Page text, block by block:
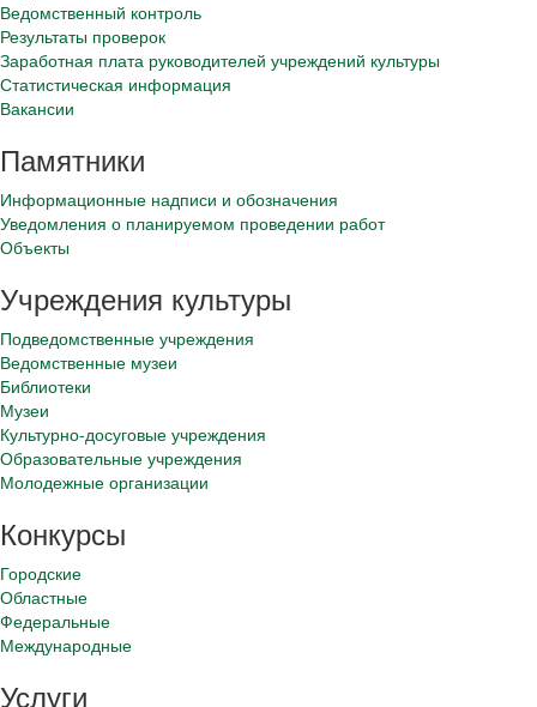
Ведомственный контроль
Результаты проверок
Заработная плата руководителей учреждений культуры
Статистическая информация
Вакансии
Памятники
Информационные надписи и обозначения
Уведомления о планируемом проведении работ
Объекты
Учреждения культуры
Подведомственные учреждения
Ведомственные музеи
Библиотеки
Музеи
Культурно-досуговые учреждения
Образовательные учреждения
Молодежные организации
Конкурсы
Городские
Областные
Федеральные
Международные
Услуги